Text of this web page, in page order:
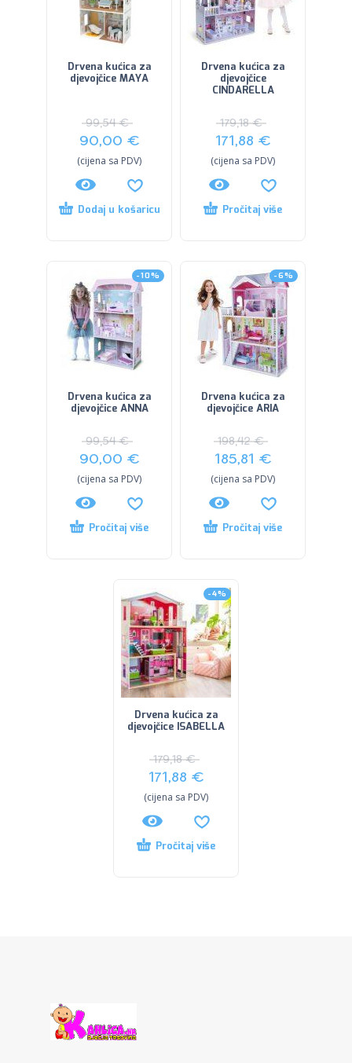
Drvena kućica za
djevojčice MAYA
99,54€
90,00 €
(cijena sa PDV)
Dodaj u košaricu
Drvena kućica za
djevojčice
CINDARELLA
179,18€
171,88 €
(cijena sa PDV)
Pročitaj više
-10%
Drvena kućica za
djevojčice ANNA
99,54€
90,00 €
(cijena sa PDV)
Pročitaj više
-6%
Drvena kućica za
djevojčice ARIA
198,42€
185,81 €
(cijena sa PDV)
Pročitaj više
-4%
Drvena kućica za
djevojčice ISABELLA
179,18€
171,88 €
(cijena sa PDV)
Pročitaj više